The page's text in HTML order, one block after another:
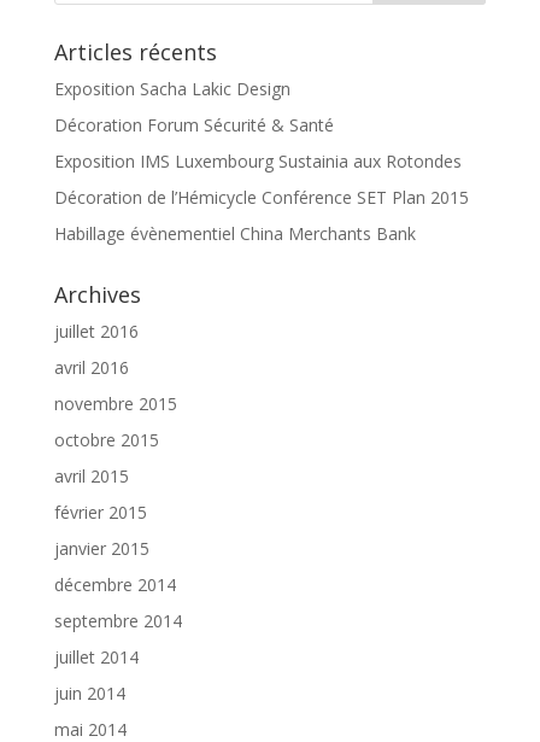
Articles récents
Exposition Sacha Lakic Design
Décoration Forum Sécurité & Santé
Exposition IMS Luxembourg Sustainia aux Rotondes
Décoration de l’Hémicycle Conférence SET Plan 2015
Habillage évènementiel China Merchants Bank
Archives
juillet 2016
avril 2016
novembre 2015
octobre 2015
avril 2015
février 2015
janvier 2015
décembre 2014
septembre 2014
juillet 2014
juin 2014
mai 2014